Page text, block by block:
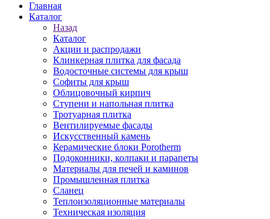
Главная
Каталог
Назад
Каталог
Акции и распродажи
Клинкерная плитка для фасада
Водосточные системы для крыш
Софиты для крыш
Облицовочный кирпич
Ступени и напольная плитка
Тротуарная плитка
Вентилируемые фасады
Искусственный камень
Керамические блоки Porotherm
Подоконники, колпаки и парапеты
Материалы для печей и каминов
Промышленная плитка
Сланец
Теплоизоляционные материалы
Техническая изоляция